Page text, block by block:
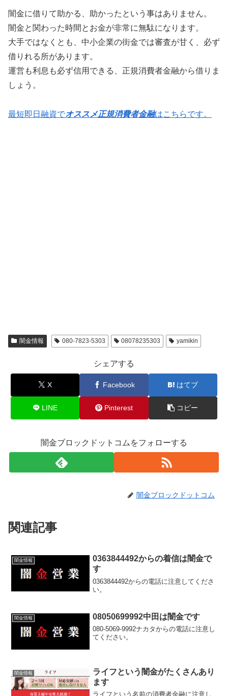
闇金に借りて助かる、助かったという事はありません。
闇金と関わった時間とお金が非常に無駄になります。
大手ではなくとも、中小企業の街金では審査が甘く、必ず
借りれる所があります。
運営も利息も必ず信用できる、正規消費者金融から借りま
しょう。
最短即日融資でオススメ正規消費者金融はこちらです。
闇金情報 080-7823-5303 08078235303 yamikin
シェアする
X Facebook はてブ
LINE Pinterest コピー
闇金ブロックドットコムをフォローする
闇金ブロックドットコム
関連記事
闇金情報
0363844492からの着信は闇金で
す
0363844492からの電話に注意してくださ
い。
闇金情報 08050699992中田は闇金です
080-5069-9992ナカタからの電話に注意し
てください。
闇金情報
ライフという闇金がたくさんあり
ます
ライフという名前の消費者金融に注意し